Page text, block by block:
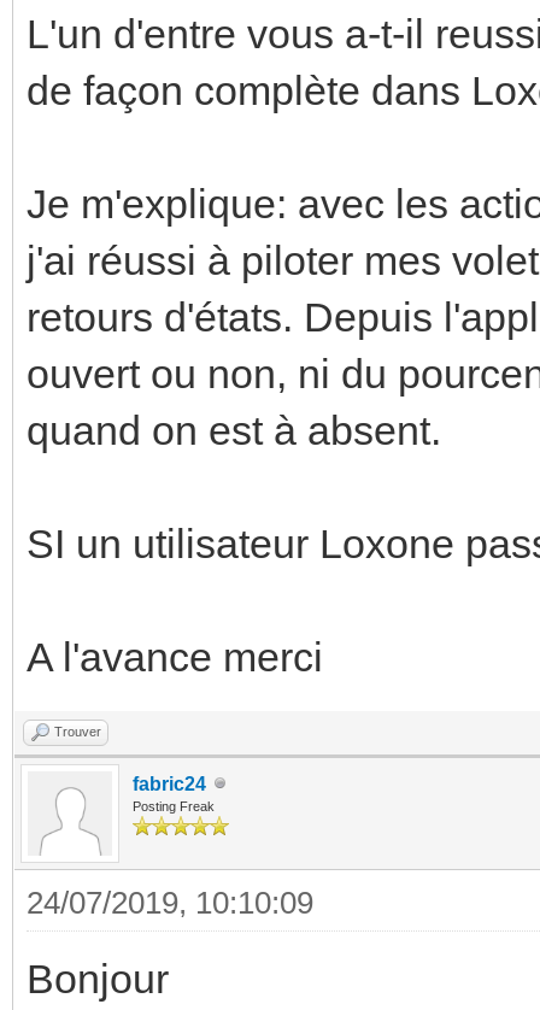
L'un d'entre vous a-t-il
de façon complète dans
Je m'explique: avec les
j'ai réussi à piloter mes
retours d'états. Depuis
ouvert ou non, ni du
quand on est à absent.
SI un utilisateur Loxone
A l'avance merci
Trouver
fabric24
Posting Freak
24/07/2019, 10:10:09
Bonjour